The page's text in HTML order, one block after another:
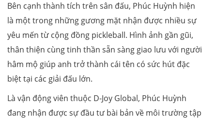
Bên cạnh thành tích trên sân đấu, Phúc Huỳnh hiện
là một trong những gương mặt nhận được nhiều sự
yêu mến từ cộng đồng pickleball. Hình ảnh gần gũi,
thân thiện cùng tinh thần sẵn sàng giao lưu với người
hâm mộ giúp anh trở thành cái tên có sức hút đặc
biệt tại các giải đấu lớn.
Là vận động viên thuộc D-Joy Global, Phúc Huỳnh
đang nhận được sự đầu tư bài bản về môi trường tập